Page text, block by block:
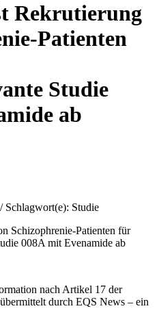
Rekrutierung
Patienten
Studie
ab
Schlagwort(e): Studie
Schizophrenie-Patienten für
008A mit Evenamide ab
nach Artikel 17 der
durch EQS News – ein